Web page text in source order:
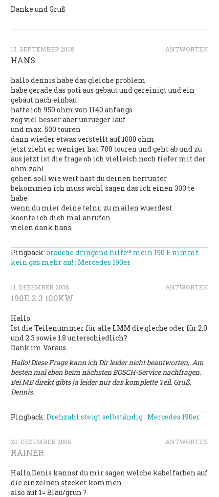
Danke und Gruß
ANTWORTEN
15. SEPTEMBER 2008
HANS
hallo dennis habe das gleiche problem
habe gerade das poti aus gebaut und gereinigt und ein
gebaut nach einbau
hatte ich 950 ohm von 1140 anfangs
zog viel besser aber unrueger lauf
und max. 500 touren
dann wieder etwas verstellt auf 1000 ohm
jetzt zieht er weniger hat 700 touren und geht ab und zu
aus jetzt ist die frage ob ich vielleich noch tiefer mit der
ohm zahl
gehen soll wie weit hast du deinen herrunter
bekommen ich muss wohl sagen das ich einen 300 te
habe
wenn du mier deine telnr, zu mailen wuerdest
koente ich dich mal anrufen
vielen dank hans
Pingback:brauche dringend hilfe!!! mein 190 E nimmt
kein gas mehr an! : Mercedes 190er
ANTWORTEN
11. DEZEMBER 2008
190E 2.3 100KW
Hallo.
Ist die Teilenummer für alle LMM die gleche oder für 2.0
und 2.3 sowie 1.8 unterschiedlich?
Dank im Voraus
Hallo! Diese Frage kann ich Dir leider nicht beantworten,. Am
besten mal eben beim nächsten BOSCH-Service nachfragen.
Bei MB direkt gibts ja leider nur das komplette Teil. Gruß,
Dennis.
Pingback:Drehzahl steigt selbständig : Mercedes 190er
ANTWORTEN
20. DEZEMBER 2008
RAINER
Hallo,Denis kannst du mir sagen welche kabelfarben auf
die einzelnen stecker kommen .
also auf 1= Blau/grün ?